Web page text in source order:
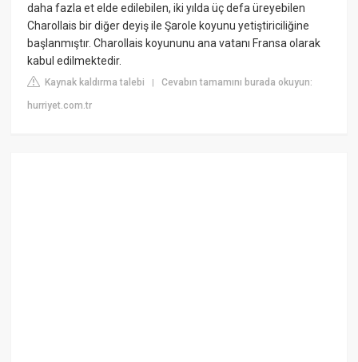
daha fazla et elde edilebilen, iki yılda üç defa üreyebilen
Charollais bir diğer deyiş ile Şarole koyunu yetiştiriciliğine
başlanmıştır. Charollais koyununu ana vatanı Fransa olarak
kabul edilmektedir.
Kaynak kaldırma talebi |Cevabın tamamını burada okuyun:
hurriyet.com.tr